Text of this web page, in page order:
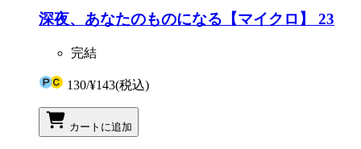
深夜、あなたのものになる【マイクロ】 23
完結
130/¥143(税込)
カートに追加